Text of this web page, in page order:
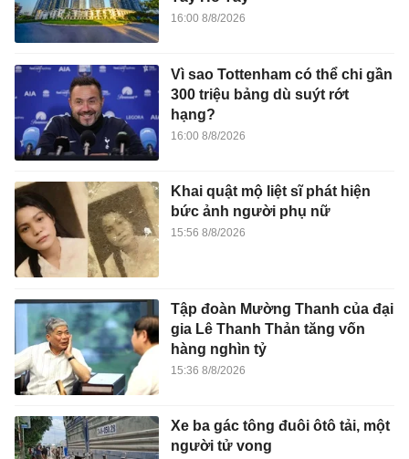
16:00 8/8/2026
Vì sao Tottenham có thể chi gần
300 triệu bảng dù suýt rớt
hạng?
16:00 8/8/2026
Khai quật mộ liệt sĩ phát hiện
bức ảnh người phụ nữ
15:56 8/8/2026
Tập đoàn Mường Thanh của đại
gia Lê Thanh Thản tăng vốn
hàng nghìn tỷ
15:36 8/8/2026
Xe ba gác tông đuôi ôtô tải, một
người tử vong